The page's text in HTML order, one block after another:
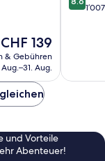
Der
Preis
beträgt
CHF 139
& Gebühren
Aug.
von
und Vorteile
Abenteuer!